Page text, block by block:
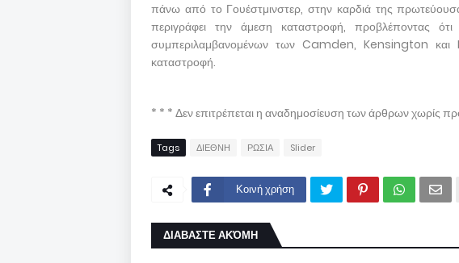
πάνω από το Γουέστμινστερ, στην καρδιά της
περιγράφει την άμεση καταστροφή, προβλέποντας
συμπεριλαμβανομένων των Camden, Kensington
καταστροφή.
* * * Δεν επιτρέπεται η αναδημοσίευση των άρθρων χωρίς
Tags ΔΙΕΘΝΗ ΡΩΣΙΑ Slider
Κοινή χρήση
ΔΙΑΒΑΣΤΕ ΑΚΌΜΗ